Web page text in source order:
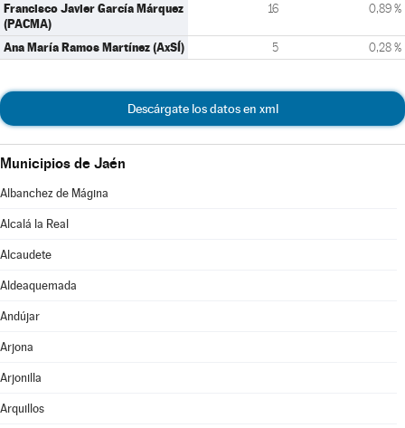
Francisco Javier García Márquez
(PACMA)
16 0,89 %
Ana María Ramos Martínez (AxSÍ) 5 0,28 %
Descárgate los datos en xml
Municipios de Jaén
Albanchez de Mágina
Alcalá la Real
Alcaudete
Aldeaquemada
Andújar
Arjona
Arjonilla
Arquillos